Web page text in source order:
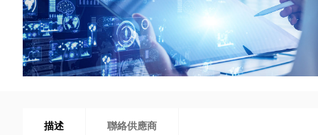
描述 聯絡供應商